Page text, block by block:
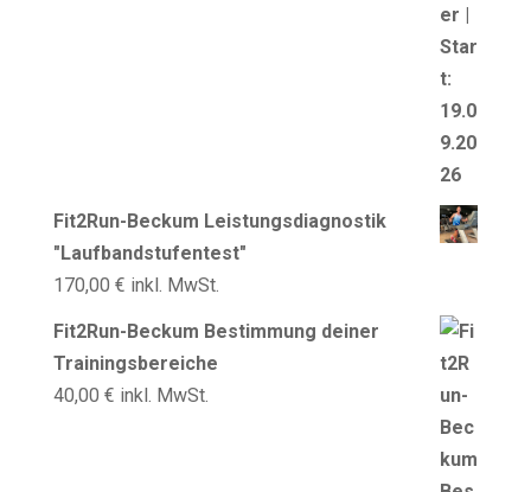
Fit2Run-Beckum Leistungsdiagnostik
"Laufbandstufentest"
170,00 € inkl. MwSt.
Fit2Run-Beckum Bestimmung deiner
Trainingsbereiche
40,00 € inkl. MwSt.